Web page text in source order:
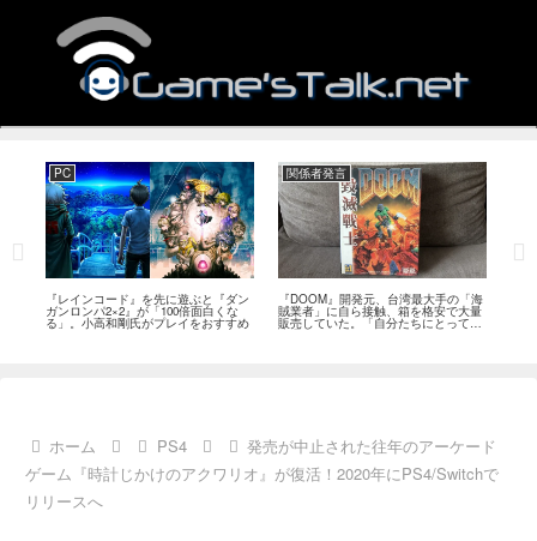
PC
『レインコード』を先に遊ぶと『ダン
ガンロンパ2×2』が「100倍面白くな
る」。小高和剛氏がプレイをおすすめ
関係者発言
『DOOM』開発元、台湾最大手の「海
賊業者」に自ら接触、箱を格安で大量
販売していた。「自分たちにとっては
流通だった」
ホーム PS4
発売が中止された往年のアーケード
ゲーム『時計じかけのアクワリオ』が復活！2020年にPS4/Switchで
リリースへ